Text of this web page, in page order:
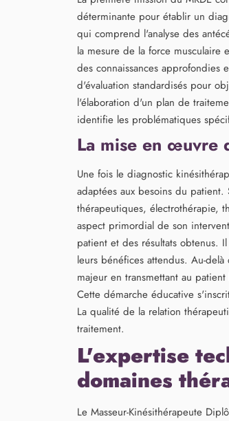
déterminante pour établir un
qui comprend l'analyse des
la mesure de la force musculaire
des connaissances approfondies
d'évaluation standardisés pour
l'élaboration d'un plan de
identifie les problématiques
La mise en œuvre
Une fois le diagnostic
adaptées aux besoins du
thérapeutiques, électrothérapie,
aspect primordial de son
patient et des résultats obtenus.
leurs bénéfices attendus. Au-
majeur en transmettant au
Cette démarche éducative
La qualité de la relation
traitement.
L'expertise
domaines
Le Masseur-Kinésithérapeute